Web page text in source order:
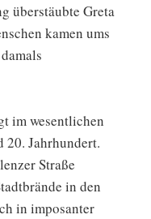
überstäubte Greta
kamen ums
im wesentlichen
20. Jahrhundert.
Straße
in den
in imposanter